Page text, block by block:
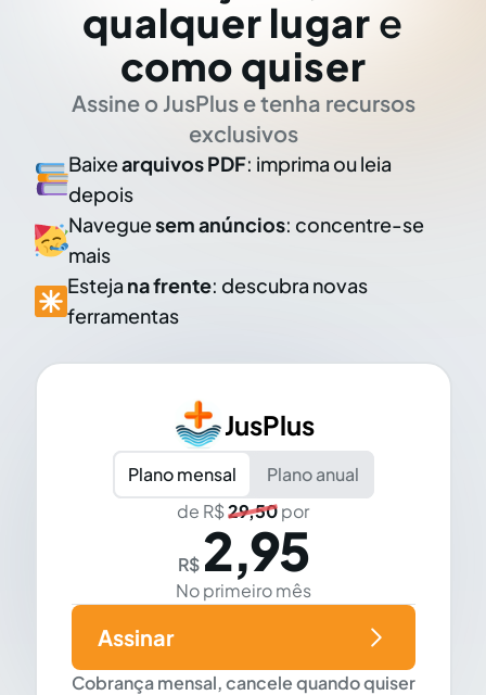
qualquer lugar e
como quiser
Assine o JusPlus e tenha recursos
exclusivos
Baixearquivos PDF: imprima ou leia
depois
Naveguesem anúncios: concentre-se
mais
Esteja na frente: descubra novas
ferramentas
JusPlus
Plano mensal
Plano anual
de R$29,50por
R$ 2,95
No primeiro mês
Cobrança mensal, cancele quando quiser
Assinar